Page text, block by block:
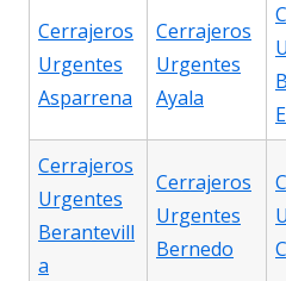
Cerrajeros
Urgentes
Asparrena
Cerrajeros
Urgentes
Ayala
Cerrajeros
Urgentes
Berantevill
a
Cerrajeros
Urgentes
Bernedo